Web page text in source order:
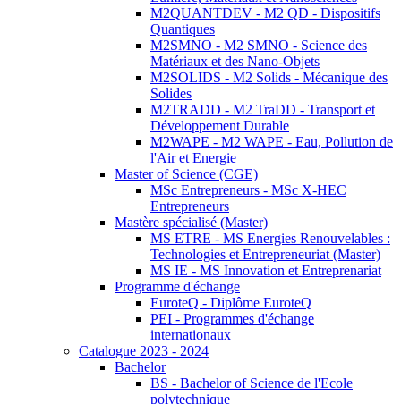
M2QUANTDEV - M2 QD - Dispositifs
Quantiques
M2SMNO - M2 SMNO - Science des
Matériaux et des Nano-Objets
M2SOLIDS - M2 Solids - Mécanique des
Solides
M2TRADD - M2 TraDD - Transport et
Développement Durable
M2WAPE - M2 WAPE - Eau, Pollution de
l'Air et Energie
Master of Science (CGE)
MSc Entrepreneurs - MSc X-HEC
Entrepreneurs
Mastère spécialisé (Master)
MS ETRE - MS Energies Renouvelables :
Technologies et Entrepreneuriat (Master)
MS IE - MS Innovation et Entreprenariat
Programme d'échange
EuroteQ - Diplôme EuroteQ
PEI - Programmes d'échange
internationaux
Catalogue 2023 - 2024
Bachelor
BS - Bachelor of Science de l'Ecole
polytechnique